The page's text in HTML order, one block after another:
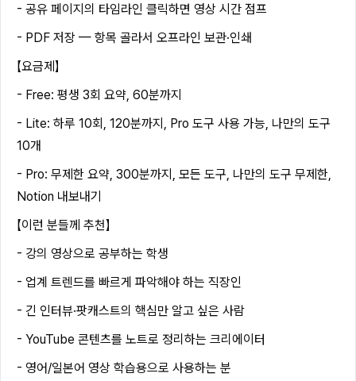
- 공유 페이지의 타임라인 클릭하면 영상 시간 점프
- PDF 저장 — 항목 골라서 오프라인 보관·인쇄
【요금제】
- Free: 평생 3회 요약, 60분까지
- Lite: 하루 10회, 120분까지, Pro 도구 사용 가능, 나만의 도구
10개
- Pro: 무제한 요약, 300분까지, 모든 도구, 나만의 도구 무제한,
Notion 내보내기
【이런 분들께 추천】
- 강의 영상으로 공부하는 학생
- 업계 트렌드를 빠르게 파악해야 하는 직장인
- 긴 인터뷰·팟캐스트의 핵심만 알고 싶은 사람
- YouTube 콘텐츠를 노트로 정리하는 크리에이터
- 영어/일본어 영상 학습용으로 사용하는 분